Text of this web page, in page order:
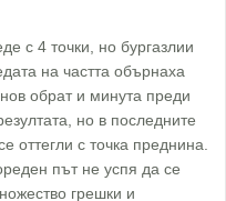
с 4 точки, но бургазлии
на частта обърнаха
обрат и минута преди
но в последните
с точка преднина.
път не успя да се
грешки и